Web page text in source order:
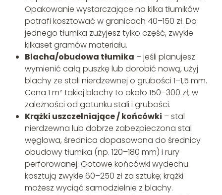
Opakowanie wystarczające na kilka tłumików
potrafi kosztować w granicach 40–150 zł. Do
jednego tłumika zużyjesz tylko część, zwykle
kilkaset gramów materiału.
Blacha/obudowa tłumika – jeśli planujesz
wymienić całą puszkę lub dorobić nową, użyj
blachy ze stali nierdzewnej o grubości 1–1,5 mm.
Cena 1 m² takiej blachy to około 150–300 zł, w
zależności od gatunku stali i grubości.
Krążki uszczelniające / końcówki – stal
nierdzewna lub dobrze zabezpieczona stal
węglowa, średnica dopasowana do średnicy
obudowy tłumika (np. 120–180 mm) i rury
perforowanej. Gotowe końcówki wydechu
kosztują zwykle 60–250 zł za sztukę; krążki
możesz wyciąć samodzielnie z blachy.